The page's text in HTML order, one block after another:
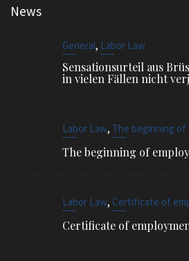
News
General, Labor Law
Sensationsurteil aus
in vielen Fällen nicht
Labor Law, The beginning of
The beginning of
Labor Law, Certificate of
Certificate of